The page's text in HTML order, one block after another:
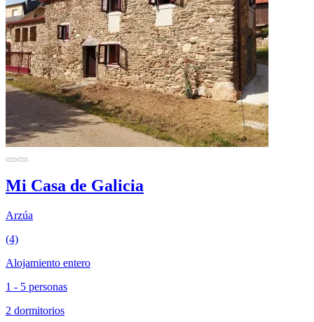
Mi Casa de Galicia
Arzúa
(4)
Alojamiento entero
1 - 5 personas
2 dormitorios